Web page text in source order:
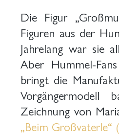
Die Figur
Figuren aus der
Jahrelang war sie
Aber Hummel-
bringt die
Zeichnung von
„Beim